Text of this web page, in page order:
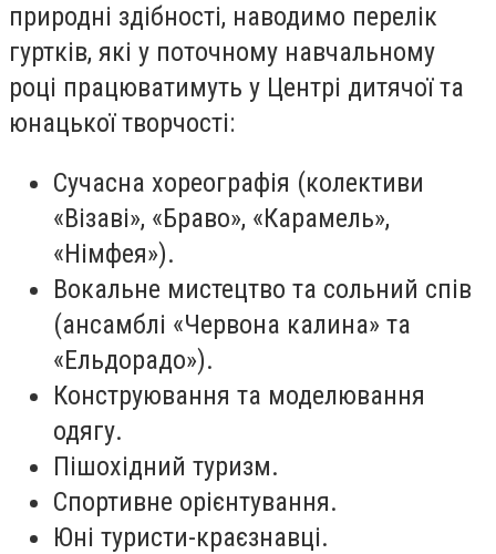
природні здібності, наводимо перелік
гуртків, які у поточному навчальному
році працюватимуть у Центрі дитячої та
юнацької творчості:
Сучасна хореографія (колективи
«Візаві», «Браво», «Карамель»,
«Німфея»).
Вокальне мистецтво та сольний спів
(ансамблі «Червона калина» та
«Ельдорадо»).
Конструювання та моделювання
одягу.
Пішохідний туризм.
Спортивне орієнтування.
Юні туристи-краєзнавці.